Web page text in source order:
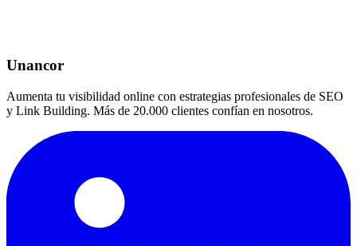
Unancor
Aumenta tu visibilidad online con estrategias profesionales de SEO
y Link Building. Más de 20.000 clientes confían en nosotros.